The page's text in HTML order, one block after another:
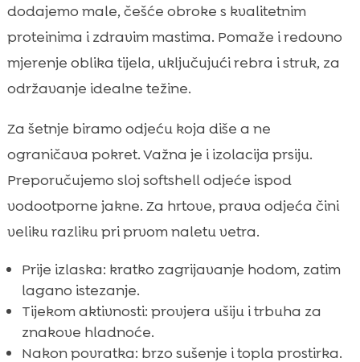
dodajemo male, češće obroke s kvalitetnim
proteinima i zdravim mastima. Pomaže i redovno
mjerenje oblika tijela, uključujući rebra i struk, za
održavanje idealne težine.
Za šetnje biramo odjeću koja diše a ne
ograničava pokret. Važna je i izolacija prsiju.
Preporučujemo sloj softshell odjeće ispod
vodootporne jakne. Za hrtove, prava odjeća čini
veliku razliku pri prvom naletu vetra.
Prije izlaska: kratko zagrijavanje hodom, zatim
lagano istezanje.
Tijekom aktivnosti: provjera ušiju i trbuha za
znakove hladnoće.
Nakon povratka: brzo sušenje i topla prostirka.